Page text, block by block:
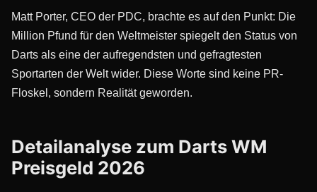
Matt Porter, CEO der PDC, brachte es auf den Punkt: Die
Million Pfund für den Weltmeister spiegelt den Status von
Darts als eine der aufregendsten und gefragtesten
Sportarten der Welt wider. Diese Worte sind keine PR-
Floskel, sondern Realität geworden.
Detailanalyse zum Darts WM
Preisgeld 2026